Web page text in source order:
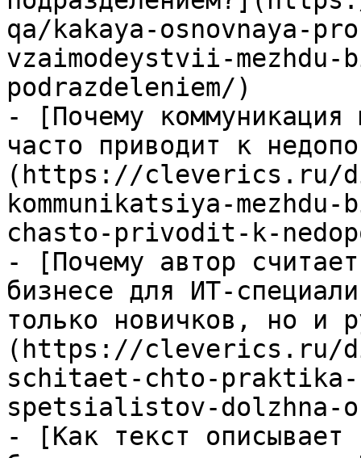
qa/kakaya-osnovnaya-
vzaimodeystvii-
podrazdeleniem/)
- [Почему коммуникация
часто приводит к
(https://cleverics.ru/
kommunikatsiya-
chasto-privodit-k-
- [Почему автор
бизнесе для ИТ-
только новичков, но и
(https://cleverics.ru/
schitaet-chto-
spetsialistov-dolzhna-
- [Как текст описывает